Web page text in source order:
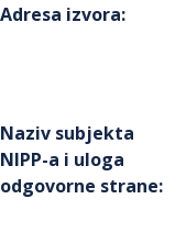
Adresa izvora:
Naziv subjekta
NIPP-a i uloga
odgovorne strane: